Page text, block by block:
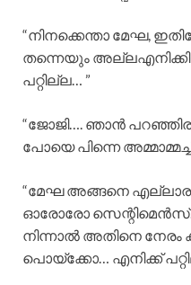
“നിനക്കെന്താ മേഘ,
തന്നെയും
പറ്റില്ല… ”
“ജോജി…. ഞാൻ
പോയെ പിന്നെ
“മേഘ അങ്ങനെ
ഓരോരോ
നിന്നാൽ അതിനെ
പൊയ്ക്കോ… എനിക്ക്